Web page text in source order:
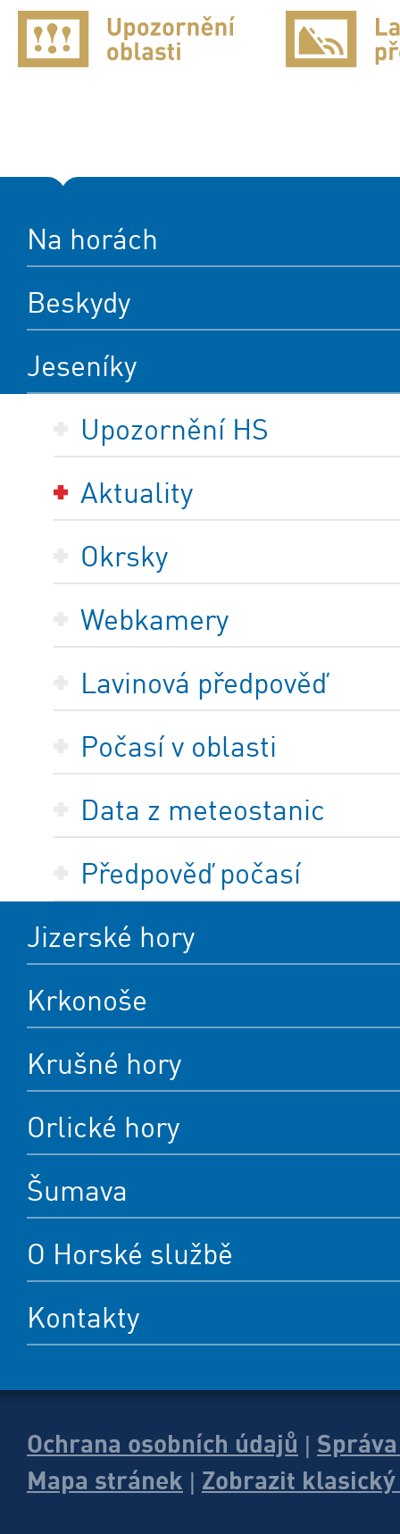
Na horách
Beskydy
Jeseníky
Upozornění HS
Aktuality
Okrsky
Webkamery
Lavinová předpověď
Počasí v oblasti
Data z meteostanic
Předpověď počasí
Jizerské hory
Krkonoše
Krušné hory
Orlické hory
Šumava
O Horské službě
Kontakty
Ochrana osobních údajů
Mapa stránek
Zobrazit